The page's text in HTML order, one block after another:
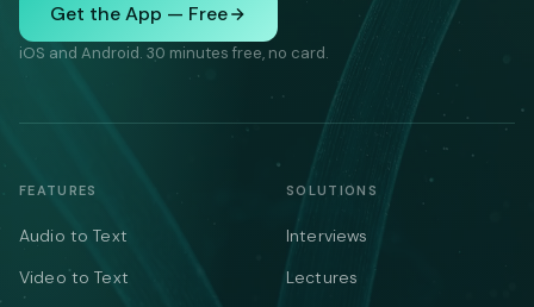
Get the App — Free
iOS and Android. 30 minutes free, no card.
FEATURES
Audio to Text
Video to Text
SOLUTIONS
Interviews
Lectures